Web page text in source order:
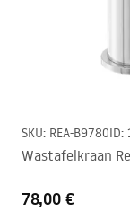
SKU: REA-B9780ID:
Wastafelkraan
78,00 €